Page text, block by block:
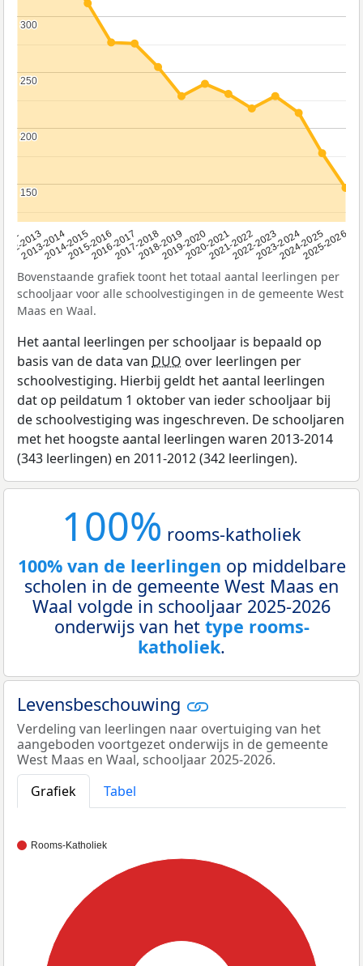
2013
2013-20142014-20152015-20162016-20172017-20182018-20192019-20202020-20212021-20222022-20232023-20242024-2025
2025-2026
150
150
200
200
250
250
300
300
Bovenstaande grafiek toont het totaal aantal leerlingen per
schooljaar voor alle schoolvestigingen in de gemeente West
Maas en Waal.
Het aantal leerlingen per schooljaar is bepaald op
basis van de data van DUO over leerlingen per
schoolvestiging. Hierbij geldt het aantal leerlingen
dat op peildatum 1 oktober van ieder schooljaar bij
de schoolvestiging was ingeschreven. De schooljaren
met het hoogste aantal leerlingen waren 2013-2014
(343 leerlingen) en 2011-2012 (342 leerlingen).
100% rooms-katholiek
100% van de leerlingen op middelbare
scholen in de gemeente West Maas en
Waal volgde in schooljaar 2025-2026
onderwijs van het type rooms-
katholiek.
Levensbeschouwing
Verdeling van leerlingen naar overtuiging van het
aangeboden voortgezet onderwijs in de gemeente
West Maas en Waal, schooljaar 2025-2026.
Grafiek
Tabel
Rooms-Katholiek